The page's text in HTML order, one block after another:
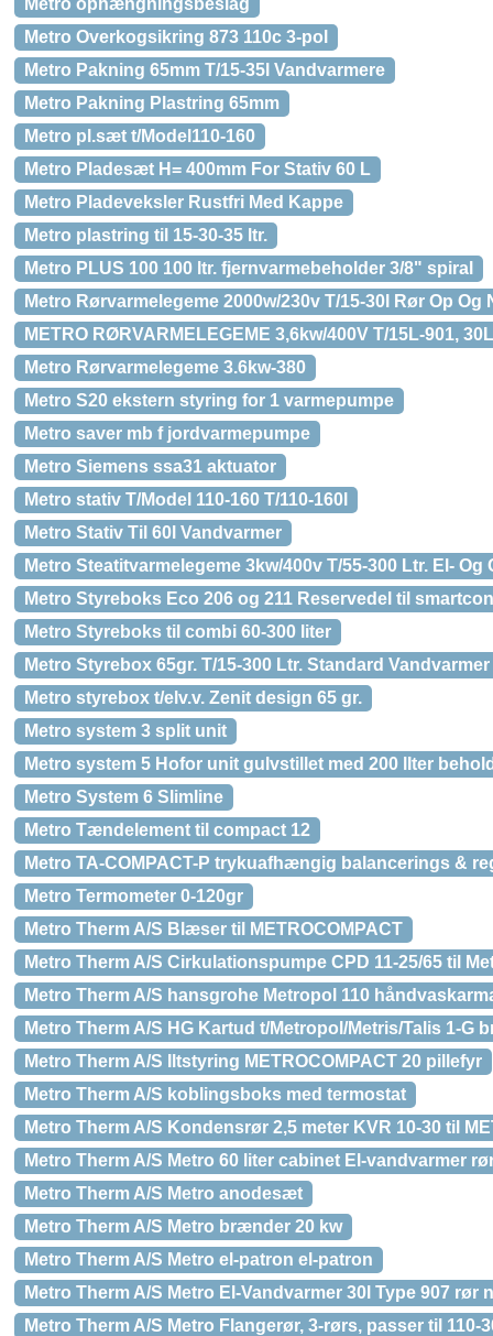
Metro ophængningsbeslag
Metro Overkogsikring 873 110c 3-pol
Metro Pakning 65mm T/15-35l Vandvarmere
Metro Pakning Plastring 65mm
Metro pl.sæt t/Model110-160
Metro Pladesæt H= 400mm For Stativ 60 L
Metro Pladeveksler Rustfri Med Kappe
Metro plastring til 15-30-35 ltr.
Metro PLUS 100 100 ltr. fjernvarmebeholder 3/8" spiral
Metro Rørvarmelegeme 2000w/230v T/15-30l Rør Op Og
METRO RØRVARMELEGEME 3,6kw/400V T/15L-901,
Metro Rørvarmelegeme 3.6kw-380
Metro S20 ekstern styring for 1 varmepumpe
Metro saver mb f jordvarmepumpe
Metro Siemens ssa31 aktuator
Metro stativ T/Model 110-160 T/110-160l
Metro Stativ Til 60l Vandvarmer
Metro Steatitvarmelegeme 3kw/400v T/55-300 Ltr. El-
Metro Styreboks Eco 206 og 211 Reservedel til
Metro Styreboks til combi 60-300 liter
Metro Styrebox 65gr. T/15-300 Ltr. Standard Vandvarmer
Metro styrebox t/elv.v. Zenit design 65 gr.
Metro system 3 split unit
Metro system 5 Hofor unit gulvstillet med 200 lIter
Metro System 6 Slimline
Metro Tændelement til compact 12
Metro TA-COMPACT-P trykuafhængig balancerings &
Metro Termometer 0-120gr
Metro Therm A/S Blæser til METROCOMPACT
Metro Therm A/S Cirkulationspumpe CPD 11-25/65 til
Metro Therm A/S hansgrohe Metropol 110
Metro Therm A/S HG Kartud t/Metropol/Metris/Talis 1-G
Metro Therm A/S Iltstyring METROCOMPACT 20 pillefyr
Metro Therm A/S koblingsboks med termostat
Metro Therm A/S Kondensrør 2,5 meter KVR 10-30 til
Metro Therm A/S Metro 60 liter cabinet El-vandvarmer
Metro Therm A/S Metro anodesæt
Metro Therm A/S Metro brænder 20 kw
Metro Therm A/S Metro el-patron el-patron
Metro Therm A/S Metro El-Vandvarmer 30l Type 907 rør
Metro Therm A/S Metro Flangerør, 3-rørs, passer til